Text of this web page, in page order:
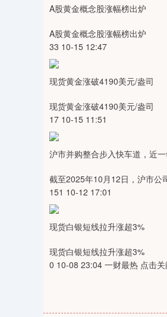
A股黄金概念股涨幅榜出炉
A股黄金概念股涨幅榜出炉
33 10-15 12:47
现货黄金涨破4190美元/盎司
现货黄金涨破4190美元/盎司
17 10-15 11:51
沪市并购整合步入快车道，近
截至2025年10月12日，沪市公
151 10-12 17:01
现货白银短线拉升涨超3%
现货白银短线拉升涨超3%
0 10-08 23:04 一财最热 点击关